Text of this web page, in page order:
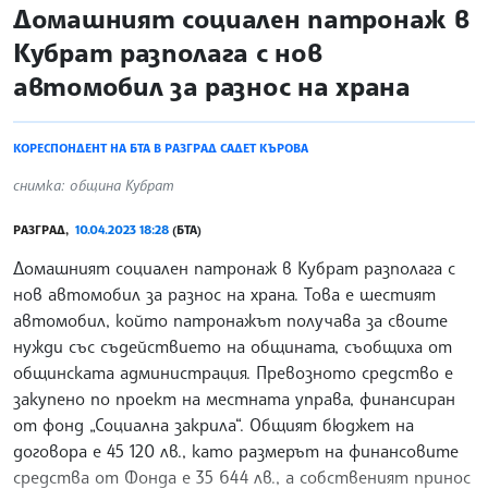
site.bta
Домашният социален патронаж в
Кубрат разполага с нов
автомобил за разнос на храна
КОРЕСПОНДЕНТ НА БТА В РАЗГРАД САДЕТ КЪРОВА
снимка: община Кубрат
РАЗГРАД, 10.04.2023 18:28 (БТА)
Домашният социален патронаж в Кубрат разполага с
нов автомобил за разнос на храна. Това е шестият
автомобил, който патронажът получава за своите
нужди със съдействието на общината, съобщиха от
общинската администрация. Превозното средство е
закупено по проект на местната управа, финансиран
от фонд „Социална закрила“. Общият бюджет на
договора е 45 120 лв., като размерът на финансовите
средства от Фонда е 35 644 лв., а собственият принос